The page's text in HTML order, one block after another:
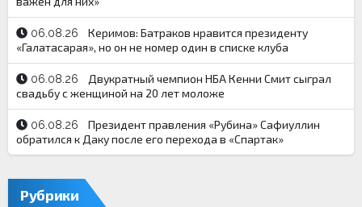
06.08.26
Керимов: Батраков нравится президенту
«Галатасарая», но он не номер один в списке клуба
06.08.26
Двукратный чемпион НБА Кенни Смит сыграл
свадьбу с женщиной на 20 лет моложе
06.08.26
Президент правления «Рубина» Сафиуллин
обратился к Даку после его перехода в «Спартак»
Рубрики